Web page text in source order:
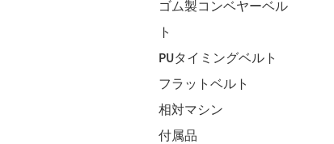
ゴム製コンベヤーベル
ト
PUタイミングベルト
フラットベルト
相対マシン
付属品